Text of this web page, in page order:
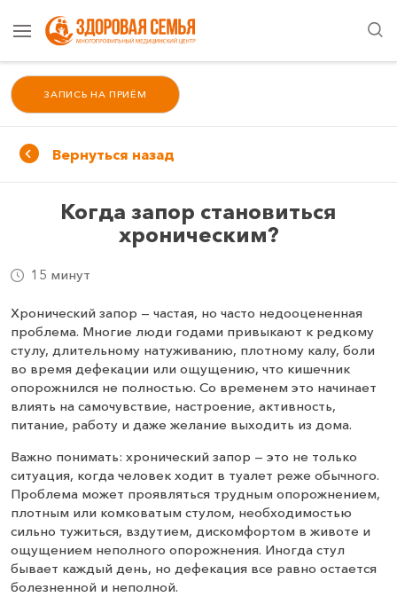
ЗАПИСЬ НА ПРИЁМ
Вернуться назад
Когда запор становиться
хроническим?
15 минут
Хронический запор — частая, но часто недооцененная
проблема. Многие люди годами привыкают к редкому
стулу, длительному натуживанию, плотному калу, боли
во время дефекации или ощущению, что кишечник
опорожнился не полностью. Со временем это начинает
влиять на самочувствие, настроение, активность,
питание, работу и даже желание выходить из дома.
Важно понимать: хронический запор — это не только
ситуация, когда человек ходит в туалет реже обычного.
Проблема может проявляться трудным опорожнением,
плотным или комковатым стулом, необходимостью
сильно тужиться, вздутием, дискомфортом в животе и
ощущением неполного опорожнения. Иногда стул
бывает каждый день, но дефекация все равно остается
болезненной и неполной.